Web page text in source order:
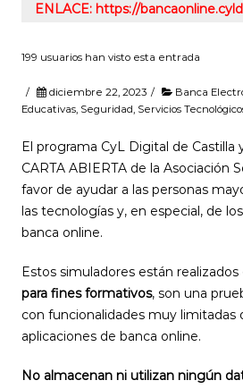
ENLACE: https://
199 usuarios han visto esta entrada
/ diciembre 22, 2023 / Banca
Educativas, Seguridad, Servicios
El programa CyL Digital de Castilla
CARTA ABIERTA de la Asociación
favor de ayudar a las personas
las tecnologías y, en especial, de
banca online.
Estos simuladores están realizados
para fines formativos, son una
con funcionalidades muy limitadas
aplicaciones de banca online.
No almacenan ni utilizan ningún